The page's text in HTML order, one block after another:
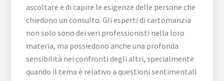
ascoltare e di capire le esigenze delle persone che
chiedono un consulto. Gli esperti di cartomanzia
non solo sono dei veri professionisti nella loro
materia, ma possiedono anche una profonda
sensibilità nei confronti degli altri, specialmente
quando il tema è relativo a questioni sentimentali